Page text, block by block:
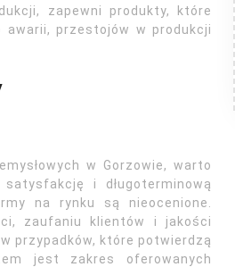
zapewni produkty, które
awarii, przestojów w produkcji
w Gorzowie, warto
i długoterminową
na rynku są nieocenione.
zaufaniu klientów i jakości
przypadków, które potwierdzą
jest zakres oferowanych